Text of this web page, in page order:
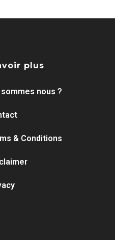
plus
sommes nous ?
& Conditions